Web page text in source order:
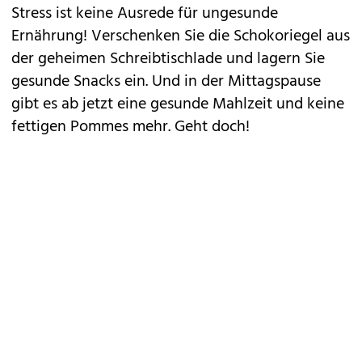
Stress ist keine Ausrede für ungesunde
Ernährung! Verschenken Sie die Schokoriegel aus
der geheimen Schreibtischlade und lagern Sie
gesunde Snacks ein. Und in der Mittagspause
gibt es ab jetzt eine gesunde Mahlzeit und keine
fettigen Pommes mehr. Geht doch!